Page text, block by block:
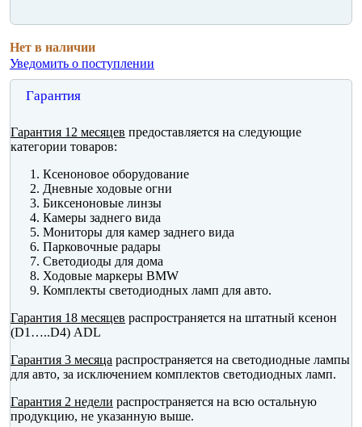
Нет в наличии
Уведомить о поступлении
Гарантия
Гарантия 12 месяцев предоставляется на следующие
категории товаров:
Ксеноновое оборудование
Дневные ходовые огни
Биксеноновые линзы
Камеры заднего вида
Мониторы для камер заднего вида
Парковочные радары
Светодиоды для дома
Ходовые маркеры BMW
Комплекты светодиодных ламп для авто.
Гарантия 18 месяцев распространяется на штатный ксенон
(D1…..D4) ADL
Гарантия 3 месяца распространяется на светодиодные лампы
для авто, за исключением комплектов светодиодных ламп.
Гарантия 2 недели распространяется на всю остальную
продукцию, не указанную выше.